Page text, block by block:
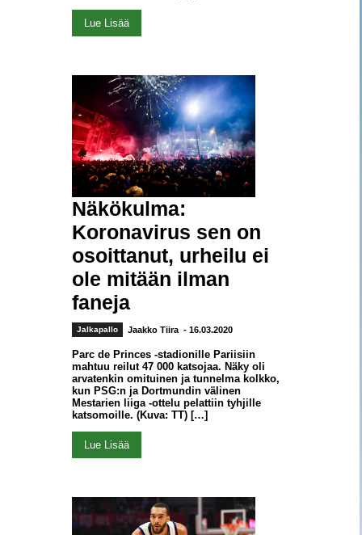
Lue Lisää
Näkökulma:
Koronavirus sen on
osoittanut, urheilu ei
ole mitään ilman
faneja
Jalkapallo Jaakko Tiira - 16.03.2020
Parc de Princes -stadionille Pariisiin
mahtuu reilut 47 000 katsojaa. Näky oli
arvatenkin omituinen ja tunnelma kolkko,
kun PSG:n ja Dortmundin välinen
Mestarien liiga -ottelu pelattiin tyhjille
katsomoille. (Kuva: TT) […]
Lue Lisää